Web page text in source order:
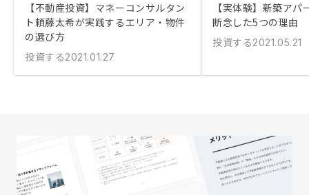
【不動産投資】マネーコンサルタン
ト頼藤太希が実践するエリア・物件
の選び方
投資する2021.01.27
【実体験】新築ア
断念した5つの理由
投資する2021.05.21